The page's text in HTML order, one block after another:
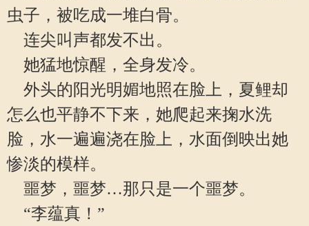
虫子，被吃成一堆白骨。
连尖叫声都发不出。
她猛地惊醒，全身发冷。
外头的阳光明媚地照在脸上，夏鲤却
怎么也平静不下来，她爬起来掬水洗
脸，水一遍遍浇在脸上，水面倒映出她
惨淡的模样。
噩梦，噩梦…那只是一个噩梦。
“李蕴真！”